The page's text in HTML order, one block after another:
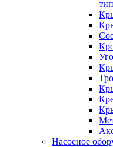
Насосное